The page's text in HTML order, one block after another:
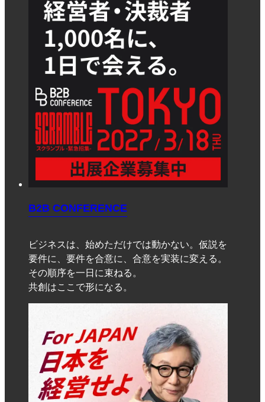
B2B CONFERENCE
ビジネスは、始めただけでは動かない。仮説を
要件に、要件を合意に、合意を実装に変える。
その順序を一日に束ねる。
共創はここで形になる。